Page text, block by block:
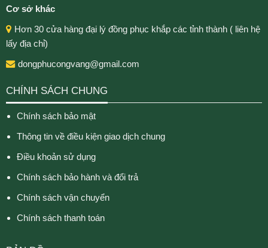
Cơ sở khác
Hơn 30 cửa hàng đại lý đồng phục khắp các tỉnh thành ( liên hệ
lấy địa chỉ)
dongphucongvang@gmail.com
CHÍNH SÁCH CHUNG
Chính sách bảo mật
Thông tin về điều kiện giao dịch chung
Điều khoản sử dụng
Chính sách bảo hành và đổi trả
Chính sách vận chuyển
Chính sách thanh toán